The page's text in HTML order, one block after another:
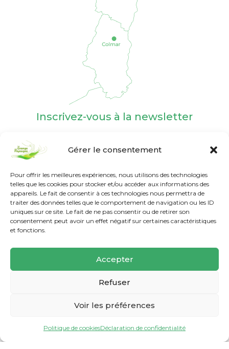
Gérer le consentement
Pour offrir les meilleures expériences, nous utilisons des technologies
telles que les cookies pour stocker et/ou accéder aux informations des
appareils. Le fait de consentir à ces technologies nous permettra de
traiter des données telles que le comportement de navigation ou les ID
uniques sur ce site. Le fait de ne pas consentir ou de retirer son
consentement peut avoir un effet négatif sur certaines caractéristiques
et fonctions.
Accepter
Refuser
Voir les préférences
Politique de cookiesDéclaration de confidentialité
Inscrivez-vous à la newsletter
Nos labels et agréments